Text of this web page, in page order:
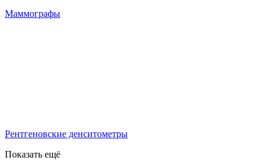
Маммографы
Рентгеновские денситометры
Показать ещё